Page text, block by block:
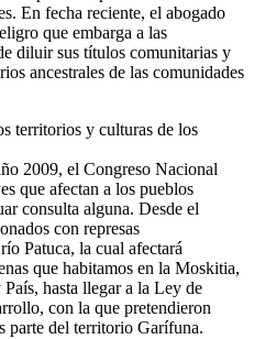
En fecha reciente, el abogado
que embarga a las
diluir sus títulos comunitarias y
ancestrales de las comunidades
territorios y culturas de los
2009, el Congreso Nacional
que afectan a los pueblos
consulta alguna. Desde el
con represas
Patuca, la cual afectará
que habitamos en la Moskitia,
hasta llegar a la Ley de
con la que pretendieron
parte del territorio Garífuna.